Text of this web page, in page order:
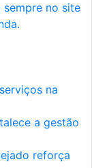
no site
na
a gestão
reforça